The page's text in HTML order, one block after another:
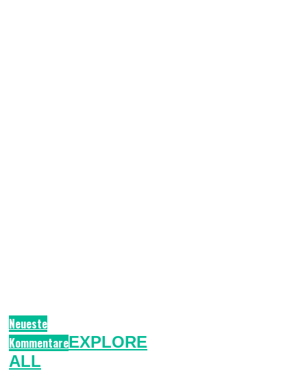
Neueste
KommentareEXPLORE
ALL